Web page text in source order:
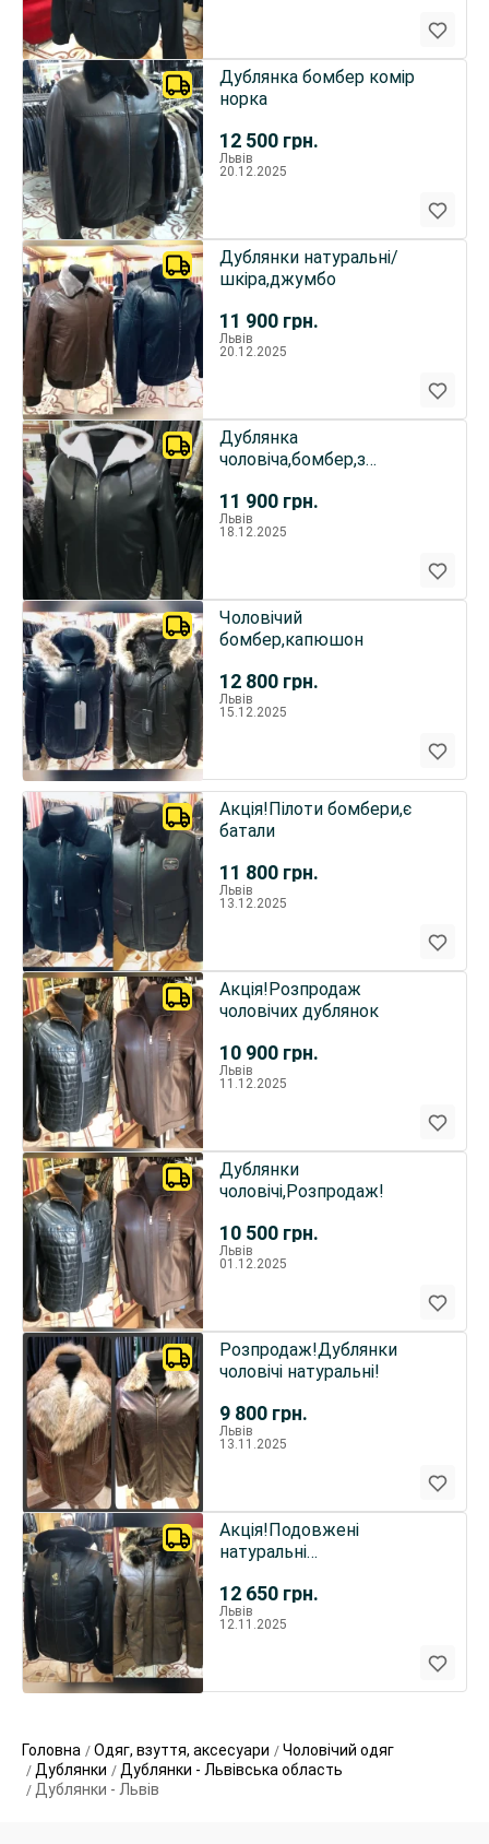
12 500 грн.
Дублянка бомбер комір
норка
Львів
20.12.2025
11 900 грн.
Дублянки натуральні/
шкіра,джумбо
Львів
20.12.2025
11 900 грн.
Дублянка
чоловіча,бомбер,з
утеплена
Львів
18.12.2025
12 800 грн.
Чоловічий
бомбер,капюшон
Львів
15.12.2025
11 800 грн.
Акція!Пілоти бомбери,є
батали
Львів
13.12.2025
10 900 грн.
Акція!Розпродаж
чоловічих дублянок
Львів
11.12.2025
10 500 грн.
Дублянки
чоловічі,Розпродаж!
Львів
01.12.2025
9 800 грн.
Розпродаж!Дублянки
чоловічі натуральні!
Львів
13.11.2025
12 650 грн.
Акція!Подовжені
натуральні
Львів
12.11.2025
Головна Одяг, взуття, аксесуари
Чоловічий одяг
Дублянки
Дублянки - Львівська область
Дублянки - Львів